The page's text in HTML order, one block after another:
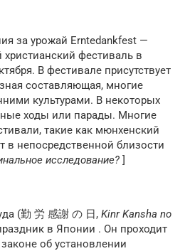
за урожай Erntedankfest —
фестиваль в
В фестивале присутствует
составляющая, многие
культурами. В некоторых
ходы или парады. Многие
такие как мюнхенский
в непосредственной близости
исследование? ]
(勤 労 感謝 の 日, Kinr Kansha no
в Японии . Он проходит
об установлении